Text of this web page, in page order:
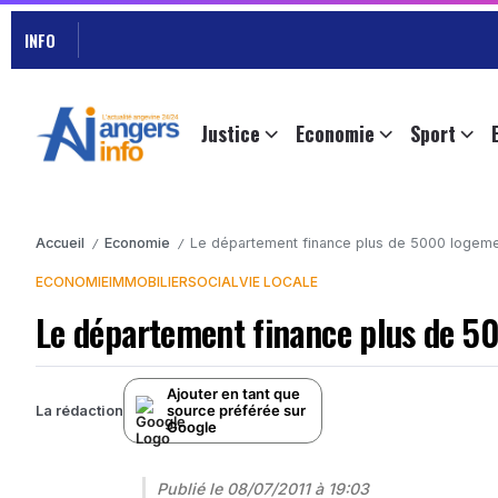
INFO
Justice Economie Sport
Accueil / Economie / Le département finance plus de 5000
ECONOMIEIMMOBILIERSOCIALVIE LOCALE
Le département finance plus de
La rédaction
Ajouter en tant que
source préférée sur
Google
Publié le 08/07/2011 à 19:03